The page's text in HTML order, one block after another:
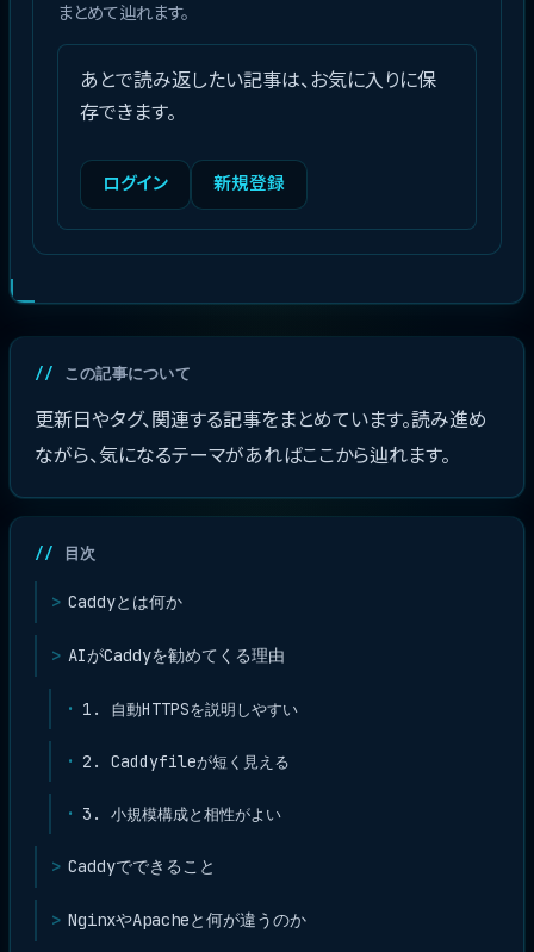
まとめて辿れます。
あとで読み返したい記事は、お気に入りに保
存できます。
ログイン 新規登録
この記事について
更新日やタグ、関連する記事をまとめています。読み進め
ながら、気になるテーマがあればここから辿れます。
目次
Caddyとは何か
AIがCaddyを勧めてくる理由
1. 自動HTTPSを説明しやすい
2. Caddyfileが短く見える
3. 小規模構成と相性がよい
Caddyでできること
NginxやApacheと何が違うのか